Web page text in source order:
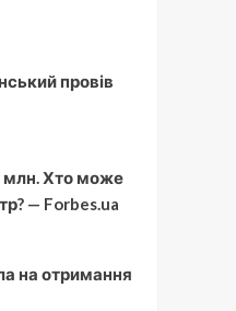
провів
млн. Хто може
— Forbes.ua
на отримання